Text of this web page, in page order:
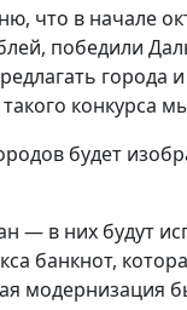
что в начале
победили
конкурса
будет
— в них будут
банкнот,
модернизация